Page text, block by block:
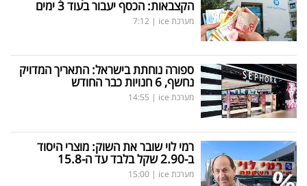
הקצבאות: הכסף יעבור בעוד 3 ימים
מערכת ice |
7:12
ספורה נוחתת בישראל: התאריך המדויק
נחשף, 6 חנויות כבר החודש
מערכת ice |
14:55
רמי לוי שובר את השוק: מוצרי היסוד
ב-2.90 שקל בלבד עד ה-15.8
מערכת ice |
15:00